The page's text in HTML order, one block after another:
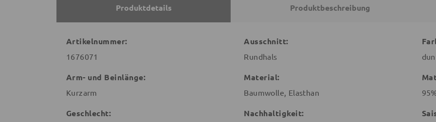
Produktdetails Produktbeschreibung
Artikelnummer:
1676071
Arm- und Beinlänge:
Kurzarm
Geschlecht:
Ausschnitt:
Rundhals
Material:
Baumwolle, Elasthan
Nachhaltigkeit: